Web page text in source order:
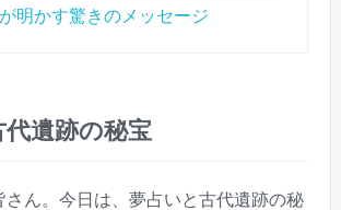
明かす驚きのメッセージ
遺跡の秘宝
さん。今日は、夢占いと古代遺跡の秘